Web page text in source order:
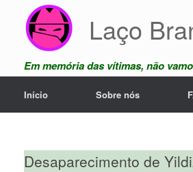
content
Laço
Em memória das vítimas, não
Início Sobre nós
Desaparecimento de